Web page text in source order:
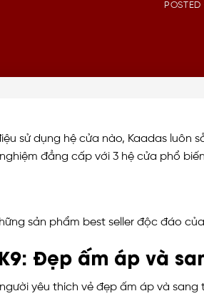
POSTED
sử dụng hệ cửa nào, Kaadas
đẳng cấp với 3 hệ cửa phổ
sản phẩm best seller độc đáo
Đẹp ấm áp và
yêu thích vẻ đẹp ấm áp và sang